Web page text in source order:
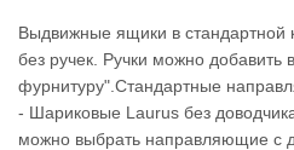
Выдвижные ящики в стандартной
без ручек. Ручки можно добавить
фурнитуру".Стандартные
- Шариковые Laurus без
можно выбрать направляющие с